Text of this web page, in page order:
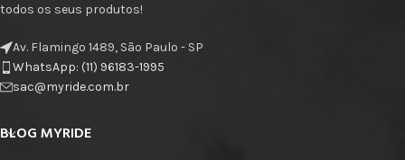
todos os seus produtos!
Av. Flamingo 1489, São Paulo - SP
WhatsApp: (11) 96183-1995
sac@myride.com.br
BLOG MYRIDE